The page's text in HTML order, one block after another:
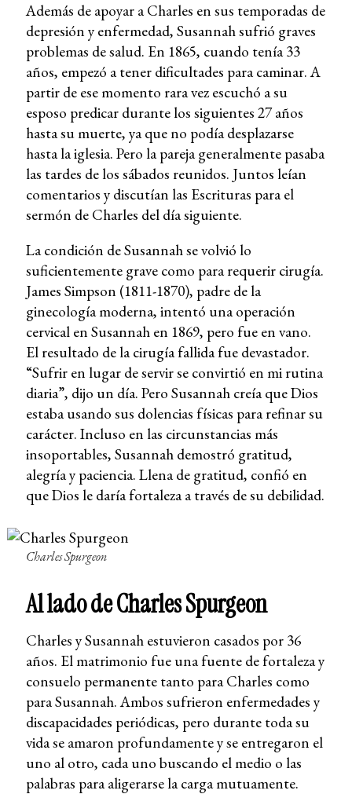
Además de apoyar a Charles en sus temporadas de
depresión y enfermedad, Susannah sufrió graves
problemas de salud. En 1865, cuando tenía 33
años, empezó a tener dificultades para caminar. A
partir de ese momento rara vez escuchó a su
esposo predicar durante los siguientes 27 años
hasta su muerte, ya que no podía desplazarse
hasta la iglesia. Pero la pareja generalmente pasaba
las tardes de los sábados reunidos. Juntos leían
comentarios y discutían las Escrituras para el
sermón de Charles del día siguiente.
La condición de Susannah se volvió lo
suficientemente grave como para requerir cirugía.
James Simpson (1811-1870), padre de la
ginecología moderna, intentó una operación
cervical en Susannah en 1869, pero fue en vano.
El resultado de la cirugía fallida fue devastador.
“Sufrir en lugar de servir se convirtió en mi rutina
diaria”, dijo un día. Pero Susannah creía que Dios
estaba usando sus dolencias físicas para refinar su
carácter. Incluso en las circunstancias más
insoportables, Susannah demostró gratitud,
alegría y paciencia. Llena de gratitud, confió en
que Dios le daría fortaleza a través de su debilidad.
Charles Spurgeon
Al lado de Charles Spurgeon
Charles y Susannah estuvieron casados por 36
años. El matrimonio fue una fuente de fortaleza y
consuelo permanente tanto para Charles como
para Susannah. Ambos sufrieron enfermedades y
discapacidades periódicas, pero durante toda su
vida se amaron profundamente y se entregaron el
uno al otro, cada uno buscando el medio o las
palabras para aligerarse la carga mutuamente.